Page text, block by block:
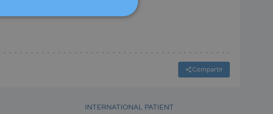
Compartir
INTERNATIONAL PATIENT